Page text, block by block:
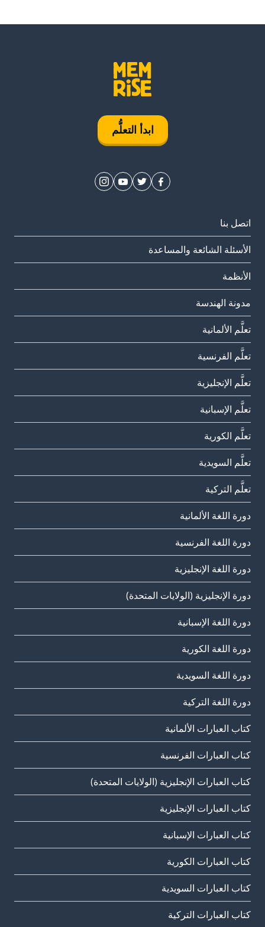
ابدأ التعلُّم
اتصل بنا
الأسئلة الشائعة والمساعدة
الأنظمة
مدونة الهندسة
تعلَّم الألمانية
تعلَّم الفرنسية
تعلَّم الإنجليزية
تعلَّم الإسبانية
تعلَّم الكورية
تعلَّم السويدية
تعلَّم التركية
دورة اللغة الألمانية
دورة اللغة الفرنسية
دورة اللغة الإنجليزية
دورة الإنجليزية (الولايات المتحدة)
دورة اللغة الإسبانية
دورة اللغة الكورية
دورة اللغة السويدية
دورة اللغة التركية
كتاب العبارات الألمانية
كتاب العبارات الفرنسية
كتاب العبارات الإنجليزية (الولايات المتحدة)
كتاب العبارات الإنجليزية
كتاب العبارات الإسبانية
كتاب العبارات الكورية
كتاب العبارات السويدية
كتاب العبارات التركية